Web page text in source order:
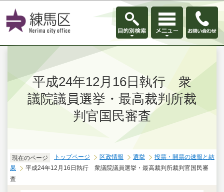
このページの本文へ移動
平成24年12月16日執行 衆
議院議員選挙・最高裁判所裁
判官国民審査
現在のページ トップページ 区政情報 選挙
投票・開票の速報と結
果
平成24年12月16日執行 衆議院議員選挙・最高裁判所裁判官国民審
査